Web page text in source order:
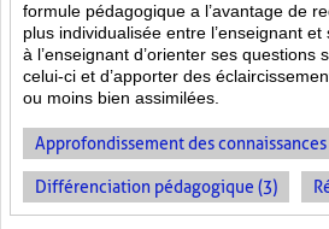
formule pédagogique a l’avantage de
plus individualisée entre l’enseignant
à l’enseignant d’orienter ses questions
celui-ci et d’apporter des
ou moins bien assimilées.
Approfondissement des connaissances
Différenciation pédagogique (3)